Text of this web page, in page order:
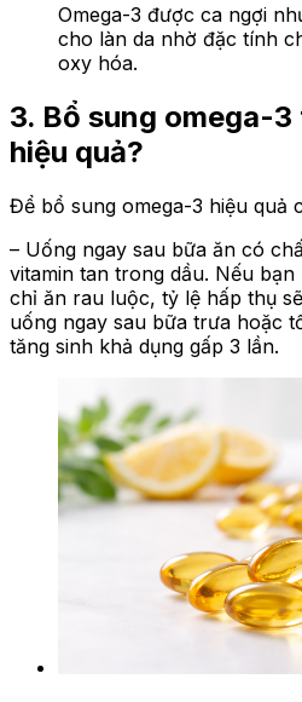
Omega-3 được ca ngợi
cho làn da nhờ đặc tính
oxy hóa.
3. Bổ sung omega-
hiệu quả?
Để bổ sung omega-3 hiệu quả
– Uống ngay sau bữa ăn có
vitamin tan trong dầu. Nếu
chỉ ăn rau luộc, tỷ lệ hấp thụ
uống ngay sau bữa trưa hoặc
tăng sinh khả dụng gấp 3 lần.